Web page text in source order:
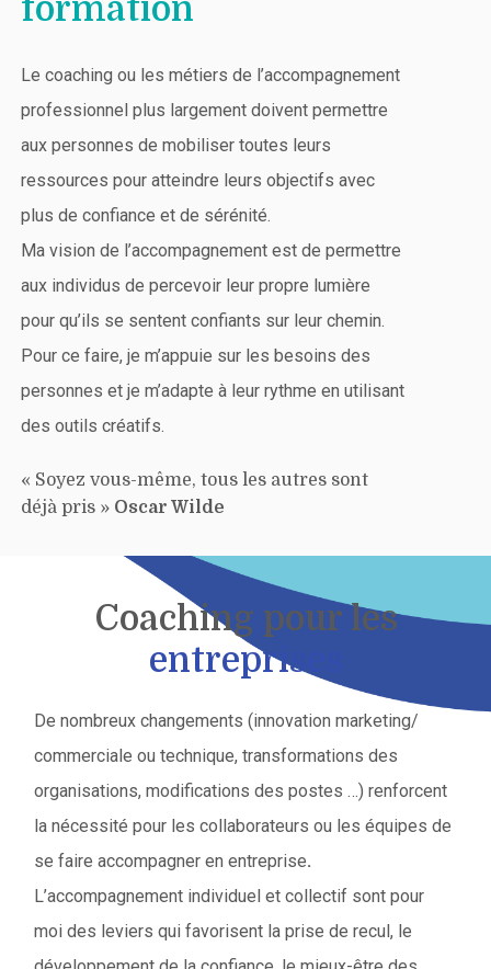
formation
Le coaching ou les métiers de l’accompagnement
professionnel plus largement doivent permettre
aux personnes de mobiliser toutes leurs
ressources pour atteindre leurs objectifs avec
plus de confiance et de sérénité.
Ma vision de l’accompagnement est de permettre
aux individus de percevoir leur propre lumière
pour qu’ils se sentent confiants sur leur chemin.
Pour ce faire, je m’appuie sur les besoins des
personnes et je m’adapte à leur rythme en utilisant
des outils créatifs.
« Soyez vous-même, tous les autres sont
déjà pris » Oscar Wilde
Coaching pour les
entreprises
De nombreux changements (innovation marketing/
commerciale ou technique, transformations des
organisations, modifications des postes …) renforcent
la nécessité pour les collaborateurs ou les équipes de
se faire accompagner en entreprise.
L’accompagnement individuel et collectif sont pour
moi des leviers qui favorisent la prise de recul, le